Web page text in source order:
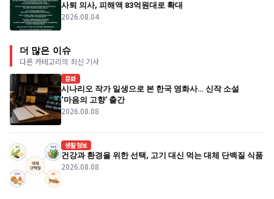
사퇴 의사, 피해액 83억원대로 확대
2026.08.04
더 많은 이슈
다른 카테고리의 최신 기사
문화
시나리오 작가 일생으로 본 한국 영화사… 신작 소설
‘마음의 고향’ 출간
2026.08.08
생활정보
건강과 환경을 위한 선택, 고기 대신 먹는 대체 단백질 식품
2026.08.08